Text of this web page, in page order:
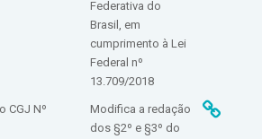
Federativa do
Brasil, em
cumprimento à Lei
Federal nº
13.709/2018
CGJ Nº
Modifica a redação
dos §2º e §3º do